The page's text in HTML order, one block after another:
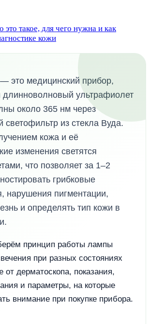
это медицинский прибор,
ультрафиолет
около 365 нм через
светофильтр из стекла Вуда.
кожа и её
изменения светятся
что позволяет за 1–2
грибковые
нарушения пигментации,
и определять тип кожи в
принцип работы лампы
при разных состояниях
от дерматоскопа, показания,
и параметры, на которые
внимание при покупке прибора.